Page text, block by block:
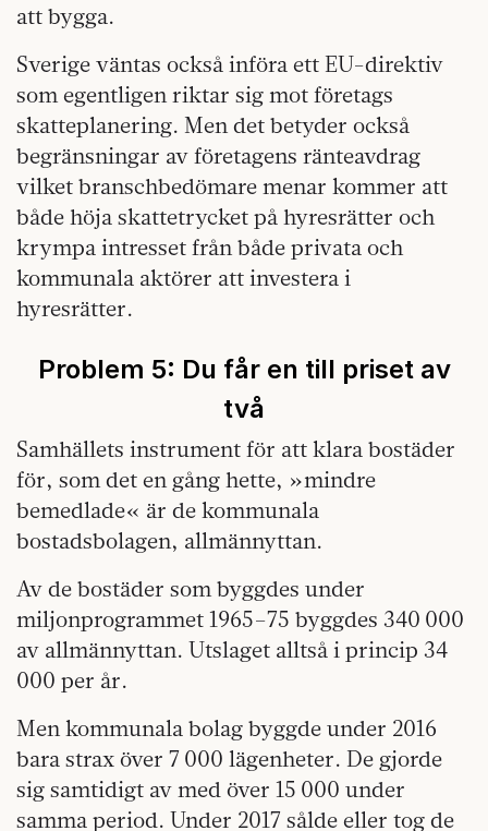
att bygga.
Sverige väntas också införa ett EU-direktiv
som egentligen riktar sig mot företags
skatteplanering. Men det betyder också
begränsningar av företagens ränteavdrag
vilket branschbedömare menar kommer att
både höja skattetrycket på hyresrätter och
krympa intresset från både privata och
kommunala aktörer att investera i
hyresrätter.
Problem 5: Du får en till priset av
två
Samhällets instrument för att klara bostäder
för, som det en gång hette, »mindre
bemedlade« är de kommunala
bostadsbolagen, allmännyttan.
Av de bostäder som byggdes under
miljonprogrammet 1965–75 byggdes 340 000
av allmännyttan. Utslaget alltså i princip 34
000 per år.
Men kommunala bolag byggde under 2016
bara strax över 7 000 lägenheter. De gjorde
sig samtidigt av med över 15 000 under
samma period. Under 2017 sålde eller tog de